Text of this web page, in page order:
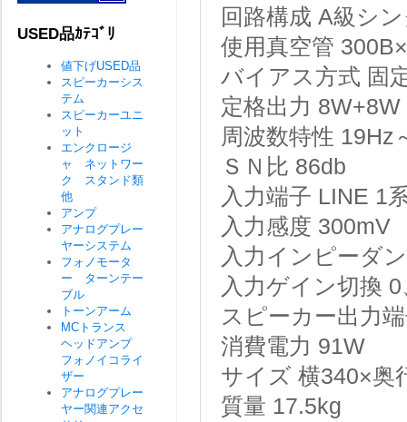
回路構成 A級シ
使用真空管
バイアス方式 固
定格出力
周波数特性 19Hz
ＳＮ比 86db
入力端子 LINE 1
入力感度 300mV
入力インピーダ
入力ゲイン切換 0
スピーカー出力
消費電力 91W
サイズ 横340×奥
質量 17.5kg
USED品ｶﾃｺﾞﾘ
値下げUSED品
スピーカーシス
テム
スピーカーユニ
ット
エンクロージ
ャ ネットワー
ク スタンド類
他
アンプ
アナログプレー
ヤーシステム
フォノモータ
ー ターンテー
ブル
トーンアーム
MCトランス
ヘッドアンプ
フォノイコライ
ザー
アナログプレー
ヤー関連アクセ